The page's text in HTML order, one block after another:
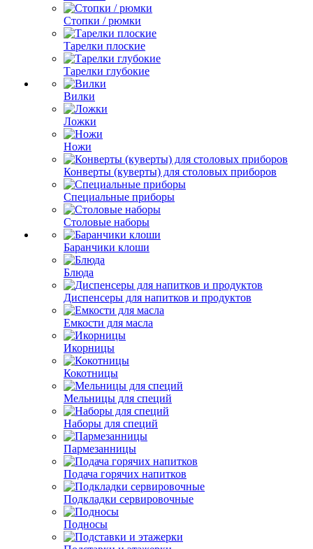
Стопки / рюмки
Тарелки плоские
Тарелки глубокие
Вилки
Ложки
Ножи
Конверты (куверты) для столовых приборов
Специальные приборы
Столовые наборы
Баранчики клоши
Блюда
Диспенсеры для напитков и продуктов
Емкости для масла
Икорницы
Кокотницы
Мельницы для специй
Наборы для специй
Пармезанницы
Подача горячих напитков
Подкладки сервировочные
Подносы